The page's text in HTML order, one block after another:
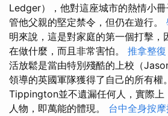
Ledger），他對這座城市的熱情小
管他父親的堅定禁令，但仍在遊行。
明來說，這是對家庭的第一個打擊，
在做什麼，而且非常害怕。 推拿整復
活放鬆是當由特別殘酷的上校（
領導的英國軍隊獲得了自己的所有權
Tippington並不遺漏任何人，實際上
人物，即萬能的體現。 台中全身按